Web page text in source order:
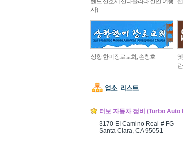
사)
상항 한미장로교회, 손창호
터보 자동차 정비 (Turbo Auto
3170 EI Camino Real # FG
Santa Clara, CA 95051